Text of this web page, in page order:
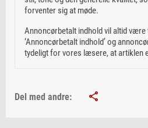
forventer sig at møde.
Annoncørbetalt indhold vil altid
‘Annoncørbetalt indhold’ og
tydeligt for vores læsere, at artiklen
Del med andre: